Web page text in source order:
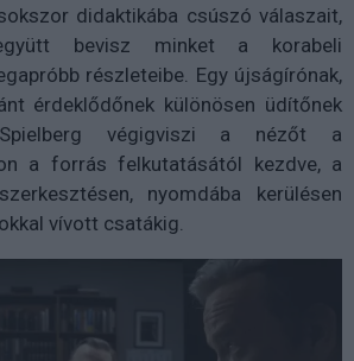
didaktikába csúszó válaszait,
bevisz minket a korabeli
részleteibe. Egy újságírónak,
érdeklődőnek különösen üdítőnek
végigviszi a nézőt a
a forrás felkutatásától kezdve, a
nyomdába kerülésen
vívott csatákig.